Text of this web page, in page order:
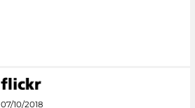
07/10/2018